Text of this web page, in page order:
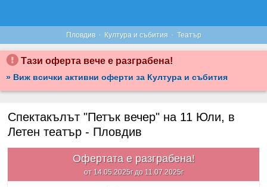
Пловдив · Култура и събития · Театър
Тази оферта вече е разграбена!
» Виж всички активни оферти за Култура и събития
Спектакълът "Петък вечер" на 11 Юли, в
Летен театър - Пловдив
Офертата е разграбена!
от 14.05.2025г до 11.07.2025г